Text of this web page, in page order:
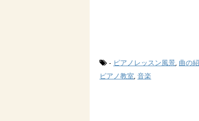
- ピアノレッスン風景, 曲の
ピアノ教室, 音楽